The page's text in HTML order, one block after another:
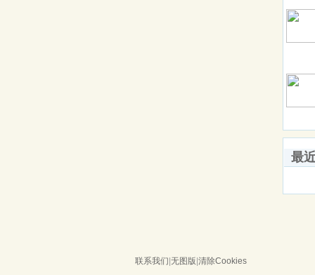
最
联系我们 无图版 清除Cookies